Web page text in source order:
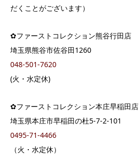
だくことがございます）
✿ファーストコレクション熊谷行田店
埼玉県熊谷市佐谷田1260
048-501-7620
(火・水定休)
✿ファーストコレクション本庄早稲田店
埼玉県本庄市早稲田の杜5-7-2-101
0495-71-4466
（火・水定休）